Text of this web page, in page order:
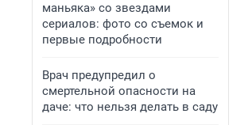
маньяка» со звездами
сериалов: фото со съемок и
первые подробности
Врач предупредил о
смертельной опасности на
даче: что нельзя делать в саду